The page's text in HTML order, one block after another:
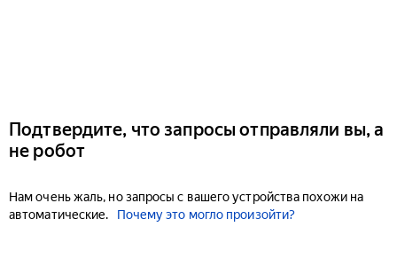
Подтвердите, что запросы отправляли вы, а
не робот
Нам очень жаль, но запросы с вашего устройства похожи на
автоматические.
Почему это могло произойти?